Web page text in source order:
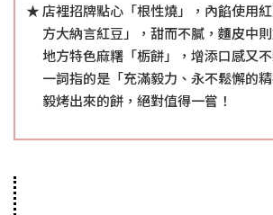
店裡招牌點心「根性燒」，內餡使用
方大納言紅豆」，甜而不膩，麵皮中
地方特色麻糬「栃餅」，增添口感又不
一詞指的是「充滿毅力、永不鬆懈的
毅烤出來的餅，絕對值得一嘗！